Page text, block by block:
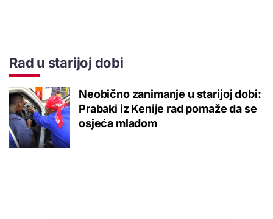
Rad u starijoj dobi
Neobično zanimanje u starijoj dobi:
Prabaki iz Kenije rad pomaže da se
osjeća mladom